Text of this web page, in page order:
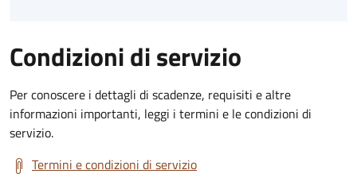
Condizioni di servizio
Per conoscere i dettagli di scadenze, requisiti e altre
informazioni importanti, leggi i termini e le condizioni di
servizio.
Termini e condizioni di servizio